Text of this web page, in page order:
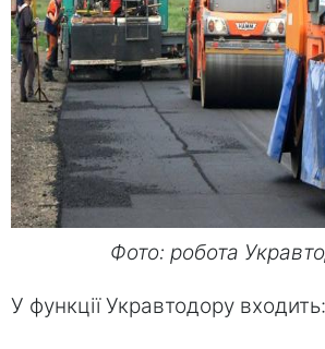
Фото: робота
У функції Укравтодору входить: